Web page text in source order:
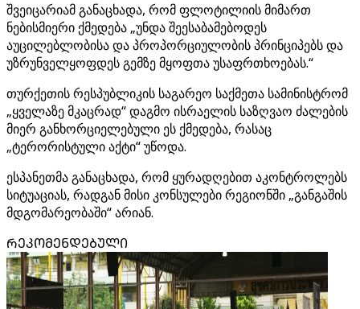
შვეიცარიამ განაცხადა, რომ ფლოტილიის მიმართ
ნებისმიერი ქმედება „უნდა შეესაბამებოდეს
აუცილებლობისა და პროპორციულობის პრინციპებს და
უზრუნველყოფდეს გემზე მყოფთა უსაფრთხოებას.“
თურქეთის რესპუბლიკის საგარეო საქმეთა სამინისტრომ
„ყველაზე მკაცრად“ დაგმო ისრაელის საზღვაო ძალების
მიერ განხორციელებული ეს ქმედება, რასაც
„ტერორისტული აქტი“ უწოდა.
ესპანეთმა განაცხადა, რომ ყურადღებით აკონტროლებს
სიტუაციას, რადგან მისი კონსულები რეგიონში „განგაშის
მდგომარეობაში“ არიან.
ᲠᲔᲙᲝᲛᲔᲜᲓᲔᲑᲣᲚᲘ